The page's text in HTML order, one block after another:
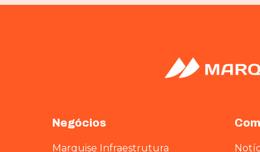
Negócios
Marquise Infraestrutura